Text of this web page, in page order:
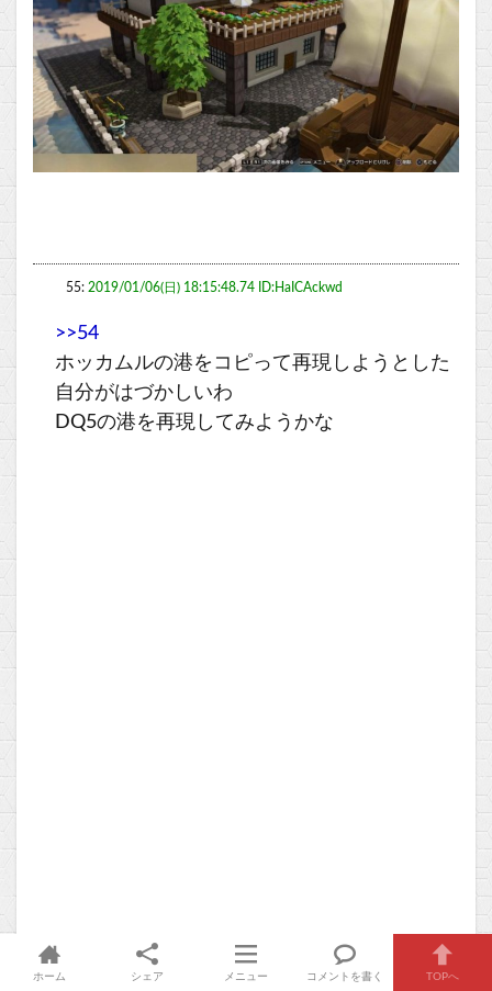
55: 2019/01/06(日) 18:15:48.74 ID:HaICAckwd
>>54
ホッカムルの港をコピって再現しようとした
自分がはづかしいわ
DQ5の港を再現してみようかな
ホーム シェア メニュー コメントを書く TOPへ